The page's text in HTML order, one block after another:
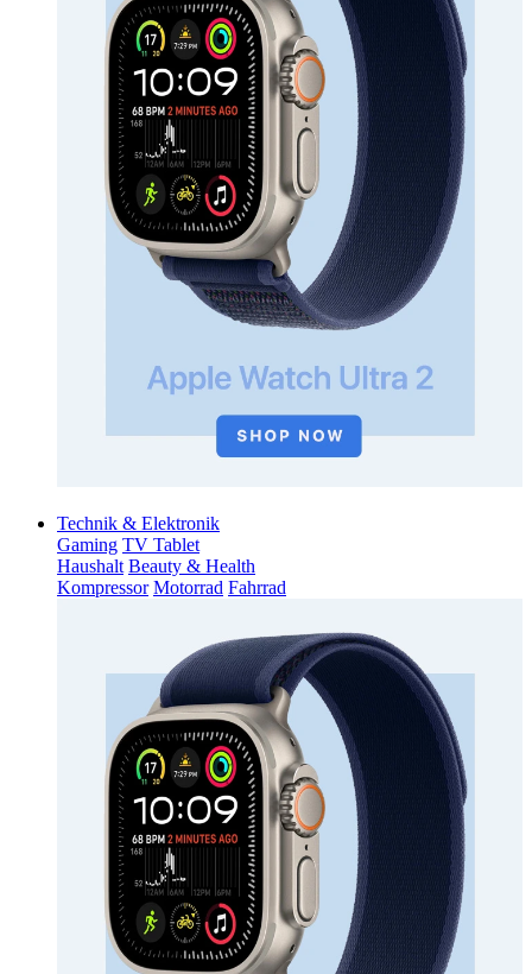
Technik & Elektronik
Gaming TV Tablet
Haushalt Beauty & Health
Kompressor Motorrad Fahrrad